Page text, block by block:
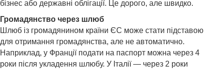
бізнес або державні облігації. Це дорого, але швидко.
Громадянство через шлюб
Шлюб із громадянином країни ЄС може стати підставою
для отримання громадянства, але не автоматично.
Наприклад, у Франції подати на паспорт можна через 4
роки після укладення шлюбу. У Італії — через 2 роки